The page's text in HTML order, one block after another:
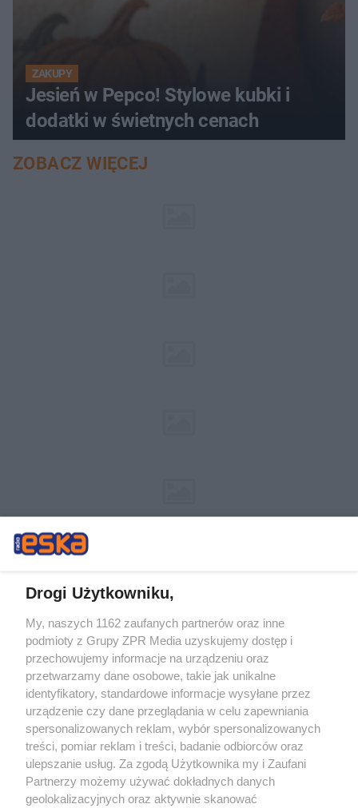
ZAKUPY
Jesień w Pepco! Stylowe kubki i
dodatki w świetnych cenach
ZOBACZ WIĘCEJ
Żaden utwór zamieszczony w serwisie nie może być powielany i
rozpowszechniany lub dalej rozpowszechniany w jakikolwiek sposób (w
tym także elektroniczny lub mechaniczny) na jakimkolwiek polu
eksploatacji w jakiejkolwiek formie, włącznie z umieszczaniem w Internecie
bez pisemnej zgody właściciela praw. Jakiekolwiek użycie lub
wykorzystanie utworów w całości lub w części z naruszeniem prawa, tzn.
bez właściwej zgody, jest zabronione pod groźbą kary i może być ścigane
prawnie.
Drogi Użytkowniku,
My, naszych 1162 zaufanych partnerów oraz inne
podmioty z Grupy ZPR Media uzyskujemy dostęp i
przechowujemy informacje na urządzeniu oraz
przetwarzamy dane osobowe, takie jak unikalne
identyfikatory, standardowe informacje wysyłane przez
urządzenie czy dane przeglądania w celu zapewniania
spersonalizowanych reklam, wybór spersonalizowanych
treści, pomiar reklam i treści, badanie odbiorców oraz
ulepszanie usług. Za zgodą Użytkownika my i Zaufani
Partnerzy możemy używać dokładnych danych
geolokalizacyjnych oraz aktywnie skanować